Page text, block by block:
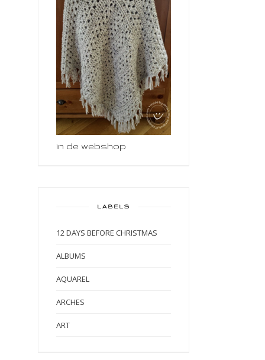
in de webshop
LABELS
12 DAYS BEFORE CHRISTMAS
ALBUMS
AQUAREL
ARCHES
ART